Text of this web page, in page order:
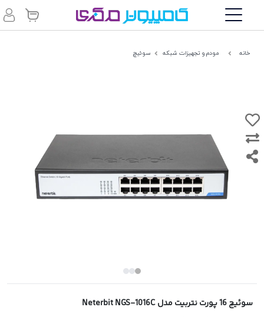
خانه مودم و تجهیزات شبکه سوئیچ
سوئیچ 16 پورت نتربیت مدل Neterbit NGS-1016C